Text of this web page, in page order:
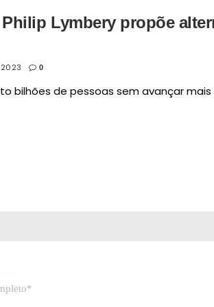
Lymbery propõe
2023 0
bilhões de pessoas sem avançar